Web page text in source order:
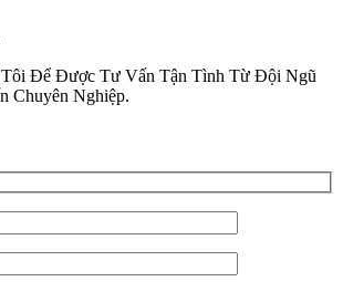
Để Được Tư Vấn Tận Tình Từ Đội Ngũ
Chuyên Nghiệp.